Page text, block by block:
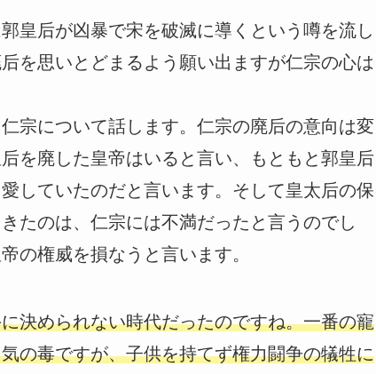
皇后が凶暴で宋を破滅に導くという噂を流し
を思いとどまるよう願い出ますが仁宗の心は
宗について話します。仁宗の廃后の意向は変
を廃した皇帝はいると言い、もともと郭皇后
していたのだと言います。そして皇太后の保
たのは、仁宗には不満だったと言うのでし
の権威を損なうと言います。
決められない時代だったのですね。一番の寵
の毒ですが、子供を持てず権力闘争の犠牲に